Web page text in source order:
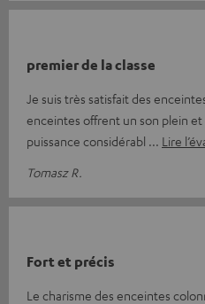
premier de la classe
Je suis très satisfait des
enceintes offrent un son plein
puissance considérabl
Lire
Tomasz R.
Fort et précis
Le charisme des enceintes